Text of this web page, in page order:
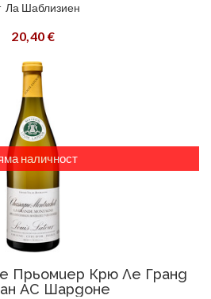
Ла Шаблизиен
20,40 €
Прьомиер Крю Ле Гранд
АС Шардоне
наличност